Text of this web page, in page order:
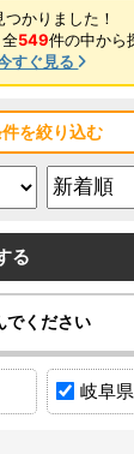
つかりました！
549件の中から
すぐ見る
を絞り込む
る
でください
岐阜県